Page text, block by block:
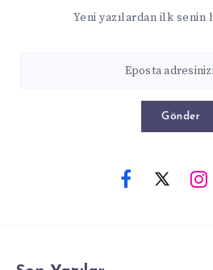
Yeni yazılardan ilk senin
Gönder